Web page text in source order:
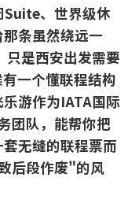
Suite、世界级休
条虽然绕远一
只是西安出发需要
一个懂联程结构
游作为IATA国际
团队，能帮你把
无缝的联程票而
后段作废"的风